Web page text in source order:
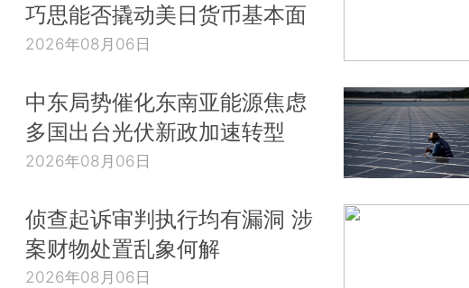
巧思能否撬动美日货币基本面
2026年08月06日
中东局势催化东南亚能源焦虑
多国出台光伏新政加速转型
2026年08月06日
侦查起诉审判执行均有漏洞 涉
案财物处置乱象何解
2026年08月06日